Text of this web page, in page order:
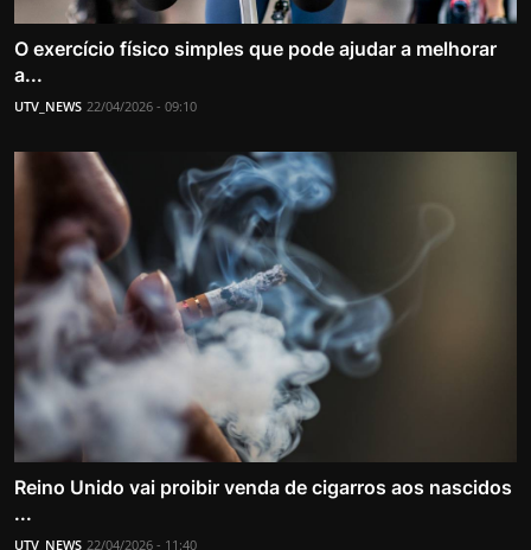
O exercício físico simples que pode ajudar a melhorar
a...
UTV_NEWS 22/04/2026 - 09:10
Reino Unido vai proibir venda de cigarros aos nascidos
...
UTV_NEWS 22/04/2026 - 11:40